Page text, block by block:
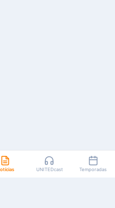
UNITEDcast Temporadas